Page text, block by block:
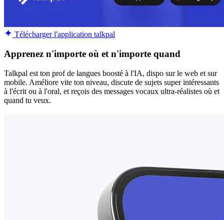
Télécharger l'application talkpal
Apprenez n'importe où et n'importe quand
Talkpal est ton prof de langues boosté à l'IA, dispo sur le web et sur
mobile. Améliore vite ton niveau, discute de sujets super intéressants
à l'écrit ou à l'oral, et reçois des messages vocaux ultra-réalistes où et
quand tu veux.